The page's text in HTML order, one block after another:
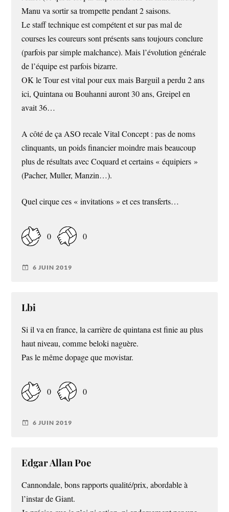
Manu va sortir sa trompette pendant 2 saisons.
Le staff technique est compétent et sur pas mal de
courses les coureurs sont présents sans toujours conclure
(parfois par simple malchance). Mais l’évolution générale
de l’équipe est parfois bizarre.
OK le Tour est vital pour eux mais Barguil a perdu 2 ans
ici, Quintana ou Bouhanni auront 30 ans, Greipel en
avait 36…
A côté de ça ASO recale Vital Concept : pas de noms
clinquants, un poids financier moindre mais beaucoup
plus de résultats avec Coquard et certains « équipiers »
(Pacher, Muller, Manzin…).
Quel cirque ces « invitations » et ces transferts…
0 0
6 JUIN 2019
Lbi
Si il va en france, la carrière de quintana est finie au plus
haut niveau, comme beloki naguère.
Pas le même dopage que movistar.
0 0
6 JUIN 2019
Edgar Allan Poe
Cannondale, bons rapports qualité/prix, abordable à
l’instar de Giant.